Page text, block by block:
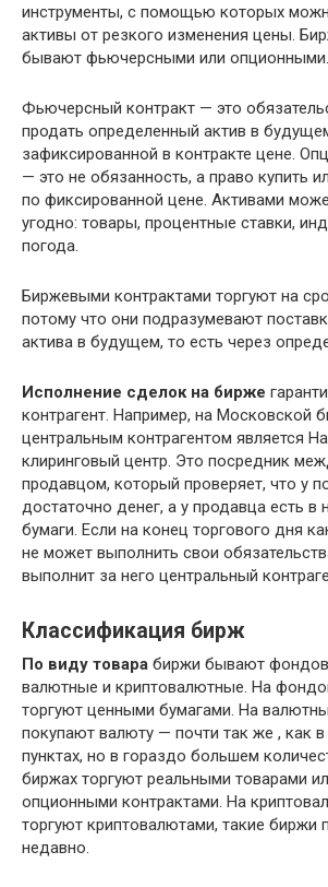
инструменты, с помощью которых
активы от резкого изменения цены.
бывают фьючерсными или опционными.
Фьючерсный контракт — это
продать определенный актив в
зафиксированной в контракте цене.
— это не обязанность, а право купить
по фиксированной цене. Активами
угодно: товары, процентные ставки,
погода.
Биржевыми контрактами торгуют на
потому что они подразумевают
актива в будущем, то есть через
Исполнение сделок на бирже
контрагент. Например, на Московской
центральным контрагентом является
клиринговый центр. Это посредник
продавцом, который проверяет, что у
достаточно денег, а у продавца есть в
бумаги. Если на конец торгового дня
не может выполнить свои
выполнит за него центральный
Классификация бирж
По виду товара биржи бывают
валютные и криптовалютные. На
торгуют ценными бумагами. На
покупают валюту — почти так же , как
пунктах, но в гораздо большем
биржах торгуют реальными товарами
опционными контрактами. На
торгуют криптовалютами, такие биржи
недавно.